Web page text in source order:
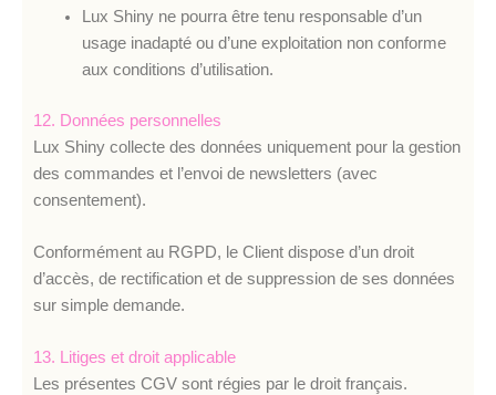
Lux Shiny ne pourra être tenu responsable d’un
usage inadapté ou d’une exploitation non conforme
aux conditions d’utilisation.
12. Données personnelles
Lux Shiny collecte des données uniquement pour la gestion
des commandes et l’envoi de newsletters (avec
consentement).
Conformément au RGPD, le Client dispose d’un droit
d’accès, de rectification et de suppression de ses données
sur simple demande.
13. Litiges et droit applicable
Les présentes CGV sont régies par le droit français.